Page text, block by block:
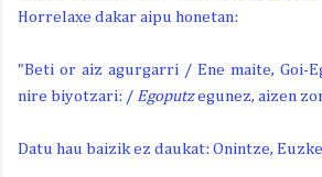
Horrelaxe dakar aipu honetan:
"Beti or aiz agurgarri / Ene maite, Goi-
nire biyotzari: / Egoputzegunez, aizen
Datu hau baizik ez daukat: Onintze,